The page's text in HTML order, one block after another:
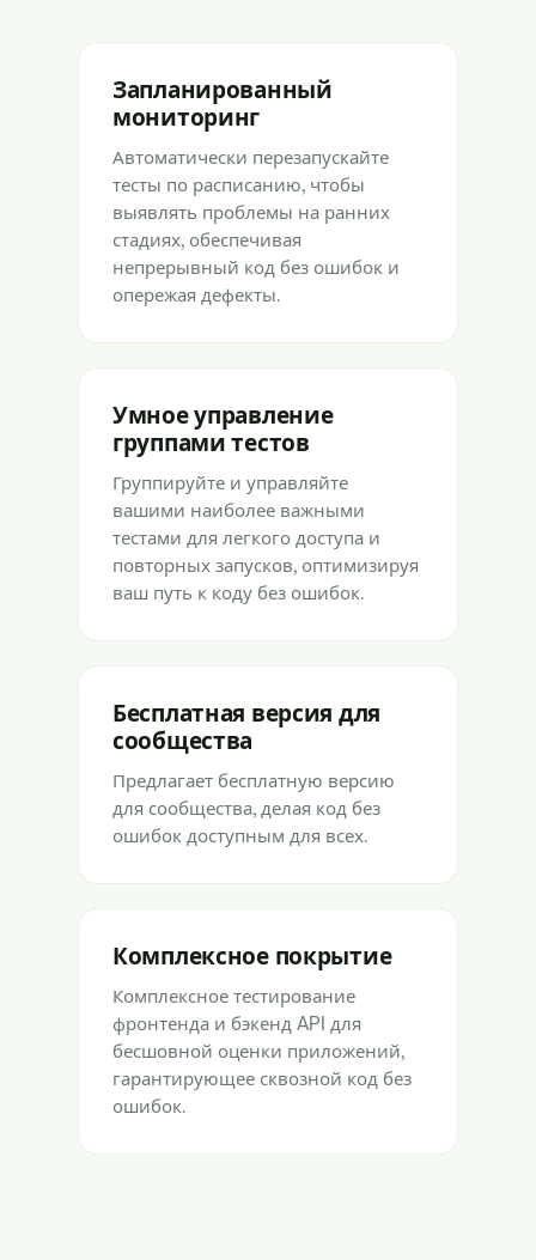
Запланированный
мониторинг
Автоматически перезапускайте
тесты по расписанию, чтобы
выявлять проблемы на ранних
стадиях, обеспечивая
непрерывный код без ошибок и
опережая дефекты.
Умное управление
группами тестов
Группируйте и управляйте
вашими наиболее важными
тестами для легкого доступа и
повторных запусков, оптимизируя
ваш путь к коду без ошибок.
Бесплатная версия для
сообщества
Предлагает бесплатную версию
для сообщества, делая код без
ошибок доступным для всех.
Комплексное покрытие
Комплексное тестирование
фронтенда и бэкенд API для
бесшовной оценки приложений,
гарантирующее сквозной код без
ошибок.